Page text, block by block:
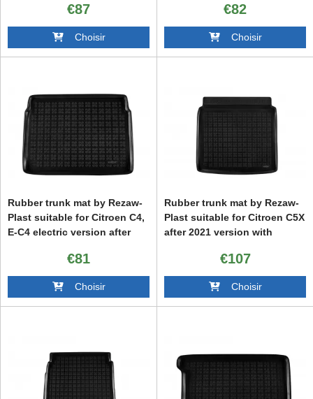
€87
Choisir
€82
Choisir
Rubber trunk mat by Rezaw-
Plast suitable for Citroen C4,
E-C4 electric version after
the upper position
€81
Choisir
Rubber trunk mat by Rezaw-
Plast suitable for Citroen C5X
after 2021 version with
€107
Choisir